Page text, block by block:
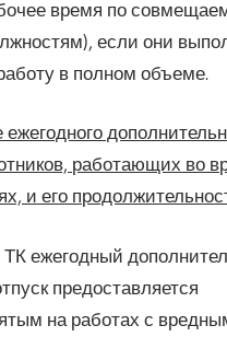
время по
если они
в полном объеме.
работающих во
и его
ТК ежегодный
предоставляется
на работах с